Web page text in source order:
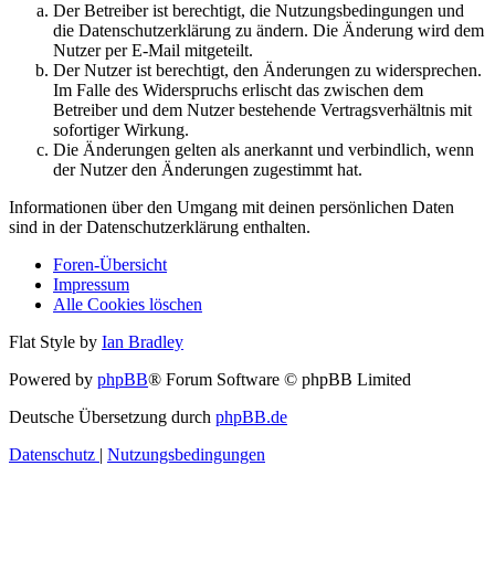
Der Betreiber ist berechtigt, die Nutzungsbedingungen und
die Datenschutzerklärung zu ändern. Die Änderung wird dem
Nutzer per E-Mail mitgeteilt.
Der Nutzer ist berechtigt, den Änderungen zu widersprechen.
Im Falle des Widerspruchs erlischt das zwischen dem
Betreiber und dem Nutzer bestehende Vertragsverhältnis mit
sofortiger Wirkung.
Die Änderungen gelten als anerkannt und verbindlich, wenn
der Nutzer den Änderungen zugestimmt hat.
Informationen über den Umgang mit deinen persönlichen Daten
sind in der Datenschutzerklärung enthalten.
Foren-Übersicht
Impressum
Alle Cookies löschen
Flat Style by Ian Bradley
Powered by phpBB® Forum Software © phpBB Limited
Deutsche Übersetzung durch phpBB.de
Datenschutz | Nutzungsbedingungen